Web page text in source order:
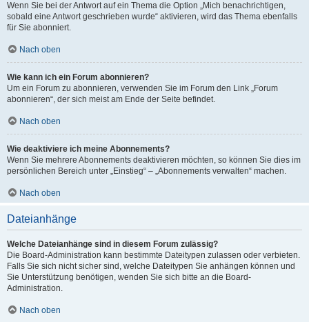
Wenn Sie bei der Antwort auf ein Thema die Option „Mich benachrichtigen,
sobald eine Antwort geschrieben wurde“ aktivieren, wird das Thema ebenfalls
für Sie abonniert.
Nach oben
Wie kann ich ein Forum abonnieren?
Um ein Forum zu abonnieren, verwenden Sie im Forum den Link „Forum
abonnieren“, der sich meist am Ende der Seite befindet.
Nach oben
Wie deaktiviere ich meine Abonnements?
Wenn Sie mehrere Abonnements deaktivieren möchten, so können Sie dies im
persönlichen Bereich unter „Einstieg“ – „Abonnements verwalten“ machen.
Nach oben
Dateianhänge
Welche Dateianhänge sind in diesem Forum zulässig?
Die Board-Administration kann bestimmte Dateitypen zulassen oder verbieten.
Falls Sie sich nicht sicher sind, welche Dateitypen Sie anhängen können und
Sie Unterstützung benötigen, wenden Sie sich bitte an die Board-
Administration.
Nach oben